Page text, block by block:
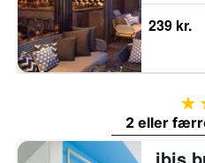
239 kr.
2 eller